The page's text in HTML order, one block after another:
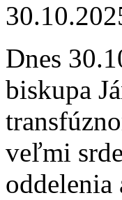
Dnes
biskupa
veľmi